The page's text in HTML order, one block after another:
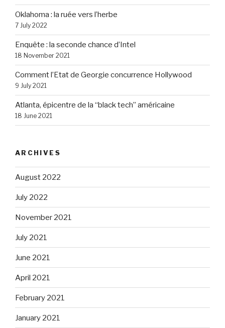
Oklahoma : la ruée vers l’herbe
7 July 2022
Enquête : la seconde chance d’Intel
18 November 2021
Comment l’Etat de Georgie concurrence Hollywood
9 July 2021
Atlanta, épicentre de la “black tech” américaine
18 June 2021
ARCHIVES
August 2022
July 2022
November 2021
July 2021
June 2021
April 2021
February 2021
January 2021